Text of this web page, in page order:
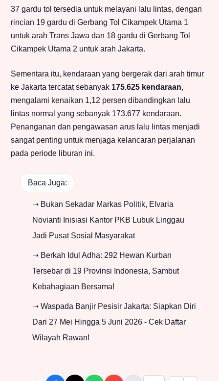
37 gardu tol tersedia untuk melayani lalu lintas, dengan
rincian 19 gardu di Gerbang Tol Cikampek Utama 1
untuk arah Trans Jawa dan 18 gardu di Gerbang Tol
Cikampek Utama 2 untuk arah Jakarta.
Sementara itu, kendaraan yang bergerak dari arah timur
ke Jakarta tercatat sebanyak 175.625 kendaraan,
mengalami kenaikan 1,12 persen dibandingkan lalu
lintas normal yang sebanyak 173.677 kendaraan.
Penanganan dan pengawasan arus lalu lintas menjadi
sangat penting untuk menjaga kelancaran perjalanan
pada periode liburan ini.
Baca Juga:
➝ Bukan Sekadar Markas Politik, Elvaria
Novianti Inisiasi Kantor PKB Lubuk Linggau
Jadi Pusat Sosial Masyarakat
➝ Berkah Idul Adha: 292 Hewan Kurban
Tersebar di 19 Provinsi Indonesia, Sambut
Kebahagiaan Bersama!
➝ Waspada Banjir Pesisir Jakarta: Siapkan Diri
Dari 27 Mei Hingga 5 Juni 2026 - Cek Daftar
Wilayah Rawan!